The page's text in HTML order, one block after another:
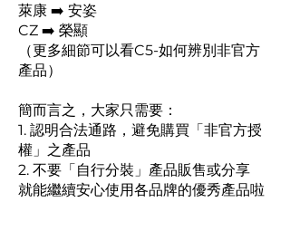
萊康 ➡️ 安姿
CZ ➡️ 榮顯
（更多細節可以看C5-如何辨別非官方
產品）
簡而言之，大家只需要：
1. 認明合法通路，避免購買「非官方授
權」之產品
2. 不要「自行分裝」產品販售或分享
就能繼續安心使用各品牌的優秀產品啦